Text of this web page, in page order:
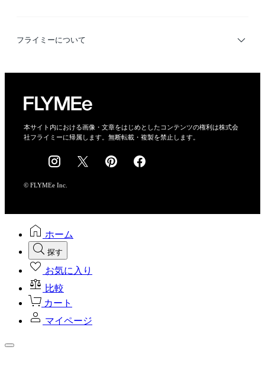
利用規約
フライミーについて
会社概要
採用情報
本サイト内における画像・文章をはじめとしたコンテンツの権利は株式会
社フライミーに帰属します。無断転載・複製を禁止します。
© FLYMEe Inc.
ホーム
探す
お気に入り
比較
カート
マイページ